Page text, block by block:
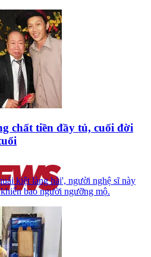
chất tiền đầy tủ, cuối đời
kiệt làng hài', người nghệ sĩ này
bao người ngưỡng mộ.